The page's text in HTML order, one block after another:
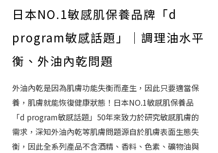
日本NO.1敏感肌保養品牌「d
program敏感話題」｜調理油水平
衡、外油內乾問題
外油內乾是因為肌膚功能失衡而產生，因此只要適當保
養，肌膚就能恢復健康狀態！日本NO.1敏感肌保養品
「d program敏感話題」50年來致力於研究敏感肌膚的
需求，深知外油內乾等肌膚問題源自於肌膚表面生態失
衡，因此全系列產品不含酒精、香料、色素、礦物油與